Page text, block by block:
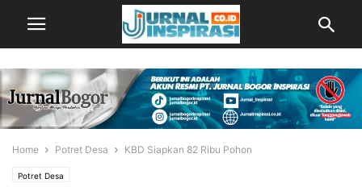
Home Potret Desa KBD Siapkan 82 Ribu Pohon
Potret Desa